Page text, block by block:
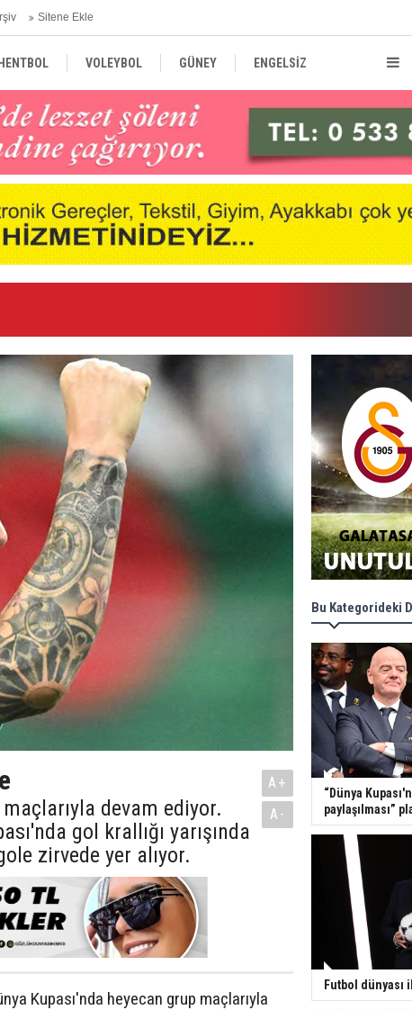
Sitene Ekle
HENTBOL VOLEYBOL GÜNEY ENGELSİZ
devam ediyor.
gol krallığı yarışında
zirvede yer alıyor.
A+
A-
Kupası'nda heyecan grup maçlarıyla
Bu Kategorideki
“Dünya
paylaşılması”
Futbol dünyası